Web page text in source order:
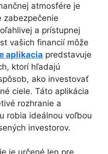
atmosfére je
zabezpečenie
a prístupnej
vašich financií môže
aplikacia predstavuje
ktorí hľadajú
ako investovať
ciele. Táto aplikácia
rozhranie a
robia ideálnou voľbou
investorov.